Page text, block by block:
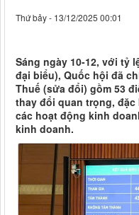
Thứ bảy - 13/12/2025 00:01
Sáng ngày 10-12, với tỷ
đại biểu), Quốc hội đã
Thuế (sửa đổi) gồm 53
thay đổi quan trọng,
các hoạt động kinh
kinh doanh.